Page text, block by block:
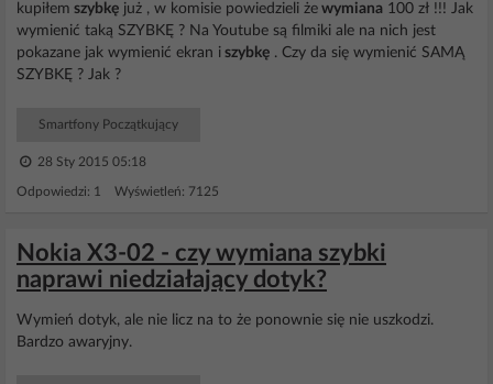
kupiłem szybkę już , w komisie powiedzieli że wymiana 100 zł !!! Jak
wymienić taką SZYBKĘ ? Na Youtube są filmiki ale na nich jest
pokazane jak wymienić ekran i szybkę . Czy da się wymienić SAMĄ
SZYBKĘ ? Jak ?
Smartfony Początkujący
28 Sty 2015 05:18
Odpowiedzi: 1 Wyświetleń: 7125
Nokia X3-02 - czy wymiana szybki
naprawi niedziałający dotyk?
Wymień dotyk, ale nie licz na to że ponownie się nie uszkodzi.
Bardzo awaryjny.